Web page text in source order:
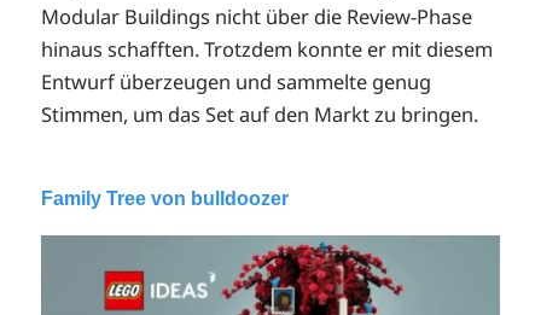
Modular Buildings nicht über die Review-Phase
hinaus schafften. Trotzdem konnte er mit diesem
Entwurf überzeugen und sammelte genug
Stimmen, um das Set auf den Markt zu bringen.
Family Tree von bulldoozer